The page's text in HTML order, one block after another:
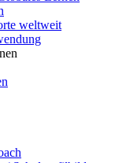
weltweit